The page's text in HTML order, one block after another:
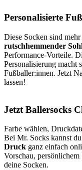
Personalisierte
Diese Socken sind
rutschhemmender
Performance-Vorteile.
Personalisierung macht
Fußballer:innen. Jetzt
lassen!
Jetzt Ballersocks
Farbe wählen,
Bei Mr. Socks kannst
Druck ganz einfach
Vorschau,
deine Socken.